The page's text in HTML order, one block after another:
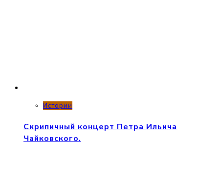
Истории
Скрипичный концерт Петра Ильича
Чайковского.